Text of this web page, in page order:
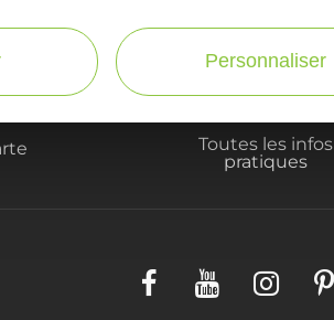
Toutes les infos
pratiques
Personnaliser